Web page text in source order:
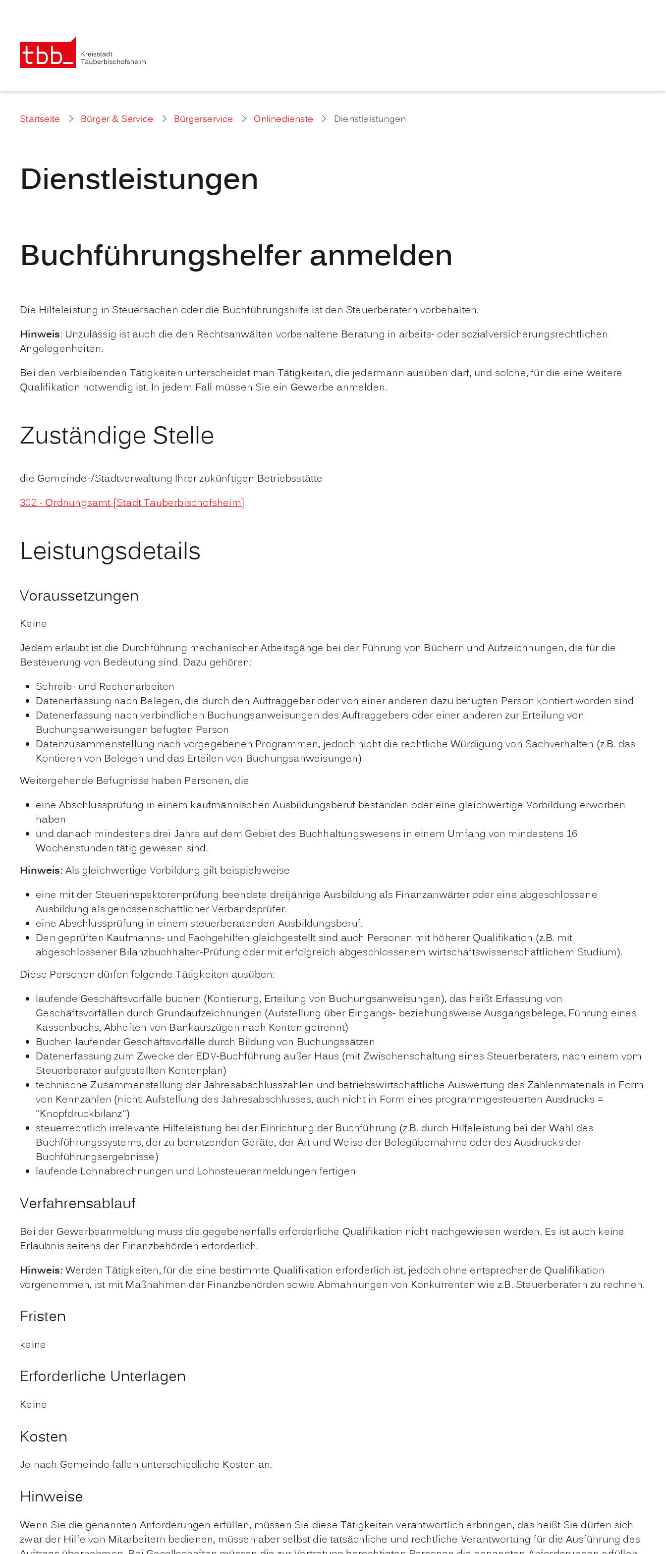
Startseite Bürger & Service Bürgerservice Onlinedienste Dienstleistungen
Dienstleistungen
Buchführungshelfer anmelden
Die Hilfeleistung in Steuersachen oder die Buchführungshilfe ist den Steuerberatern vorbehalten.
Hinweis: Unzulässig ist auch die den Rechtsanwälten vorbehaltene Beratung in arbeits- oder sozialversicherungsrechtlichen
Angelegenheiten.
Bei den verbleibenden Tätigkeiten unterscheidet man Tätigkeiten, die jedermann ausüben darf, und solche, für die eine weitere
Qualifikation notwendig ist. In jedem Fall müssen Sie ein Gewerbe anmelden.
Zuständige Stelle
die Gemeinde-/Stadtverwaltung Ihrer zukünftigen Betriebsstätte
302 - Ordnungsamt [Stadt Tauberbischofsheim]
Leistungsdetails
Voraussetzungen
Keine
Jedem erlaubt ist die Durchführung mechanischer Arbeitsgänge bei der Führung von Büchern und Aufzeichnungen, die für die
Besteuerung von Bedeutung sind. Dazu gehören:
Schreib- und Rechenarbeiten
Datenerfassung nach Belegen, die durch den Auftraggeber oder von einer anderen dazu befugten Person kontiert worden sind
Datenerfassung nach verbindlichen Buchungsanweisungen des Auftraggebers oder einer anderen zur Erteilung von
Buchungsanweisungen befugten Person
Datenzusammenstellung nach vorgegebenen Programmen, jedoch nicht die rechtliche Würdigung von Sachverhalten (z.B. das
Kontieren von Belegen und das Erteilen von Buchungsanweisungen)
Weitergehende Befugnisse haben Personen, die
eine Abschlussprüfung in einem kaufmännischen Ausbildungsberuf bestanden oder eine gleichwertige Vorbildung erworben
haben
und danach mindestens drei Jahre auf dem Gebiet des Buchhaltungswesens in einem Umfang von mindestens 16
Wochenstunden tätig gewesen sind.
Hinweis: Als gleichwertige Vorbildung gilt beispielsweise
eine mit der Steuerinspektorenprüfung beendete dreijährige Ausbildung als Finanzanwärter oder eine abgeschlossene
Ausbildung als genossenschaftlicher Verbandsprüfer.
eine Abschlussprüfung in einem steuerberatenden Ausbildungsberuf.
Den geprüften Kaufmanns- und Fachgehilfen gleichgestellt sind auch Personen mit höherer Qualifikation (z.B. mit
abgeschlossener Bilanzbuchhalter-Prüfung oder mit erfolgreich abgeschlossenem wirtschaftswissenschaftlichem Studium).
Diese Personen dürfen folgende Tätigkeiten ausüben:
laufende Geschäftsvorfälle buchen (Kontierung, Erteilung von Buchungsanweisungen), das heißt Erfassung von
Geschäftsvorfällen durch Grundaufzeichnungen (Aufstellung über Eingangs- beziehungsweise Ausgangsbelege, Führung eines
Kassenbuchs, Abheften von Bankauszügen nach Konten getrennt)
Buchen laufender Geschäftsvorfälle durch Bildung von Buchungssätzen
Datenerfassung zum Zwecke der EDV-Buchführung außer Haus (mit Zwischenschaltung eines Steuerberaters, nach einem vom
Steuerberater aufgestellten Kontenplan)
technische Zusammenstellung der Jahresabschlusszahlen und betriebswirtschaftliche Auswertung des Zahlenmaterials in Form
von Kennzahlen (nicht: Aufstellung des Jahresabschlusses, auch nicht in Form eines programmgesteuerten Ausdrucks =
"Knopfdruckbilanz")
steuerrechtlich irrelevante Hilfeleistung bei der Einrichtung der Buchführung (z.B. durch Hilfeleistung bei der Wahl des
Buchführungssystems, der zu benutzenden Geräte, der Art und Weise der Belegübernahme oder des Ausdrucks der
Buchführungsergebnisse)
laufende Lohnabrechnungen und Lohnsteueranmeldungen fertigen
Verfahrensablauf
Bei der Gewerbeanmeldung muss die gegebenenfalls erforderliche Qualifikation nicht nachgewiesen werden. Es ist auch keine
Erlaubnis seitens der Finanzbehörden erforderlich.
Hinweis: Werden Tätigkeiten, für die eine bestimmte Qualifikation erforderlich ist, jedoch ohne entsprechende Qualifikation
vorgenommen, ist mit Maßnahmen der Finanzbehörden sowie Abmahnungen von Konkurrenten wie z.B. Steuerberatern zu rechnen.
Fristen
keine
Erforderliche Unterlagen
Keine
Kosten
Je nach Gemeinde fallen unterschiedliche Kosten an.
Hinweise
Wenn Sie die genannten Anforderungen erfüllen, müssen Sie diese Tätigkeiten verantwortlich erbringen, das heißt Sie dürfen sich
zwar der Hilfe von Mitarbeitern bedienen, müssen aber selbst die tatsächliche und rechtliche Verantwortung für die Ausführung des